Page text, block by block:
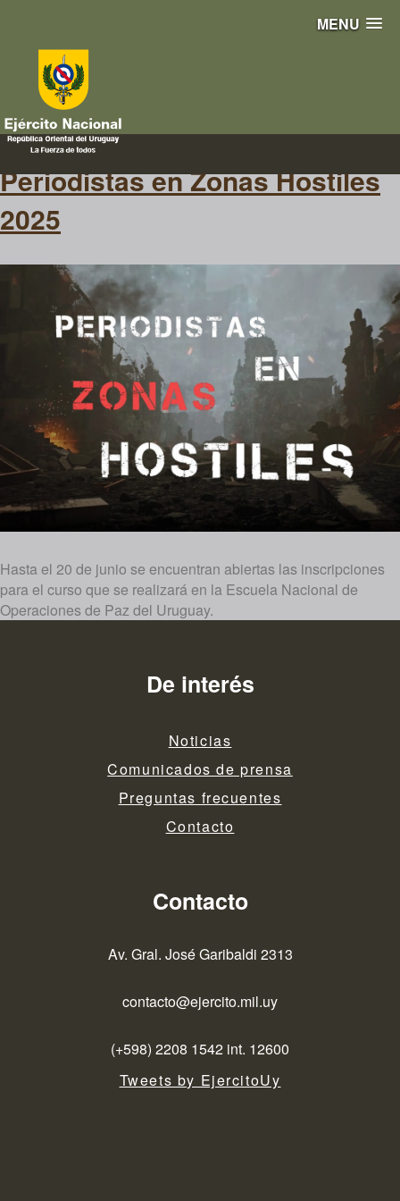
MENU
zonas hostiles
Periodistas en Zonas Hostiles
2025
Hasta el 20 de junio se encuentran abiertas las inscripciones
para el curso que se realizará en la Escuela Nacional de
Operaciones de Paz del Uruguay.
De interés
Noticias
Comunicados de prensa
Preguntas frecuentes
Contacto
Contacto
Av. Gral. José Garibaldi 2313
contacto@ejercito.mil.uy
(+598) 2208 1542 int. 12600
Tweets by EjercitoUy